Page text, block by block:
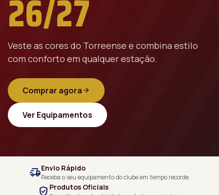
26/27
Veste as cores do Torreense e combina estilo
com conforto em qualquer estação.
Comprar agora arrow_forward
Ver Equipamentos
delivery_truck_speedEnvio Rápido
Receba o seu equipamento do clube em tempo recorde.
verified_user Produtos Oficiais